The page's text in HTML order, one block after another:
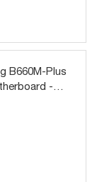
B660M-Plus
-